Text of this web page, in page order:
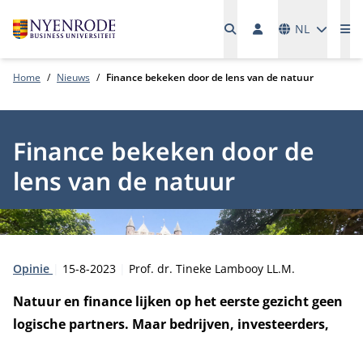
NL
Home Nieuws Finance bekeken door de lens van de natuur
Finance bekeken door de
lens van de natuur
Type:
Opinie Publicatiedatum:
15-8-2023 Auteur:
Prof. dr. Tineke Lambooy LL.M.
Natuur en finance lijken op het eerste gezicht geen
logische partners. Maar bedrijven, investeerders,